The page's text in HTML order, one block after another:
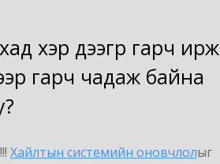
хэр дээгүүр гарч ирж
гарч чадаж байна
Хайлтын системийн оновчлолыг